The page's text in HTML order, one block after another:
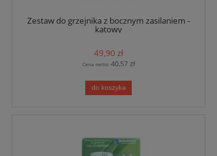
Zestaw do grzejnika z bocznym zasilaniem -
kątowy
49,90 zł
Cena netto: 40,57 zł
do koszyka